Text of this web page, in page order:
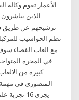
الذين
ترشيحهم عن طريق
مع العاب الفضاء
في المجرة
كبيرة من
يجري 16